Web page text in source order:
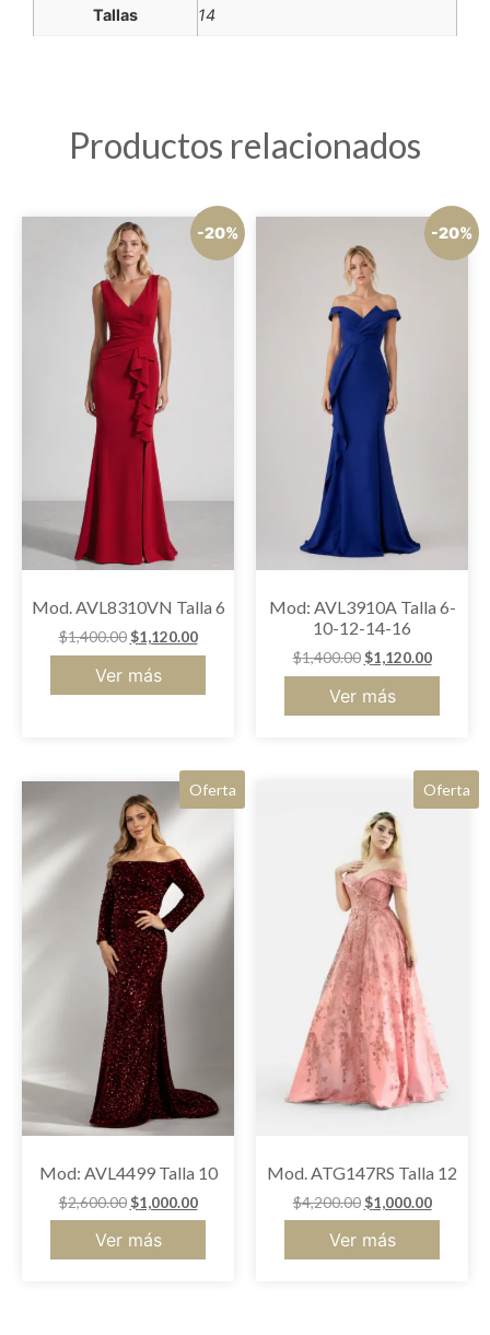
Tallas 14
Productos relacionados
-20%
Mod. AVL8310VN Talla 6
$1,400.00 $1,120.00
Ver más
-20%
Mod: AVL3910A Talla 6-
10-12-14-16
$1,400.00 $1,120.00
Ver más
Oferta
Mod: AVL4499 Talla 10
$2,600.00 $1,000.00
Ver más
Oferta
Mod. ATG147RS Talla 12
$4,200.00 $1,000.00
Ver más